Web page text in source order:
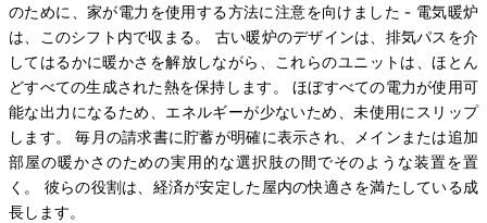
のために、家が電力を使用する方法に注意を向けました - 電気暖炉
は、このシフト内で収まる。 古い暖炉のデザインは、排気パスを介
してはるかに暖かさを解放しながら、これらのユニットは、ほとん
どすべての生成された熱を保持します。 ほぼすべての電力が使用可
能な出力になるため、エネルギーが少ないため、未使用にスリップ
します。 毎月の請求書に貯蓄が明確に表示され、メインまたは追加
部屋の暖かさのための実用的な選択肢の間でそのような装置を置
く。 彼らの役割は、経済が安定した屋内の快適さを満たしている成
長します。